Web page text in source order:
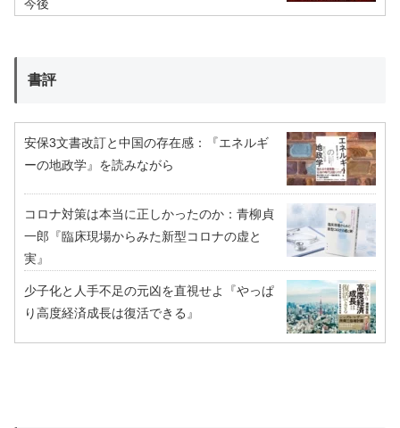
今後
書評
安保3文書改訂と中国の存在感：『エネルギ
ーの地政学』を読みながら
コロナ対策は本当に正しかったのか：青柳貞
一郎『臨床現場からみた新型コロナの虚と
実』
少子化と人手不足の元凶を直視せよ『やっぱ
り高度経済成長は復活できる』